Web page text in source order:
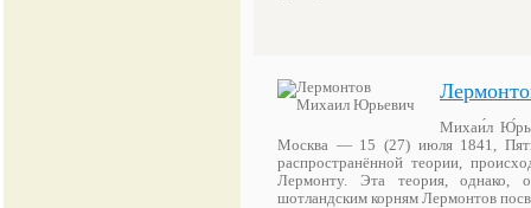
Михаи́л
Москва — 15 (27) июля 1841,
распространённой теории,
Лермонту. Эта теория, однако,
шотландским корням Лермонтов